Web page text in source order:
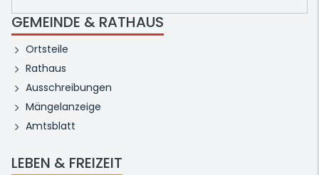
GEMEINDE & RATHAUS
Ortsteile
Rathaus
Ausschreibungen
Mängelanzeige
Amtsblatt
LEBEN & FREIZEIT